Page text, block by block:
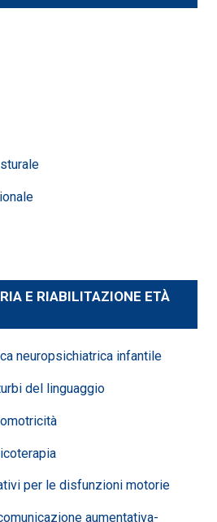
E RIABILITAZIONE ETÀ
neuropsichiatrica infantile
del linguaggio
per le disfunzioni motorie
aumentativa-